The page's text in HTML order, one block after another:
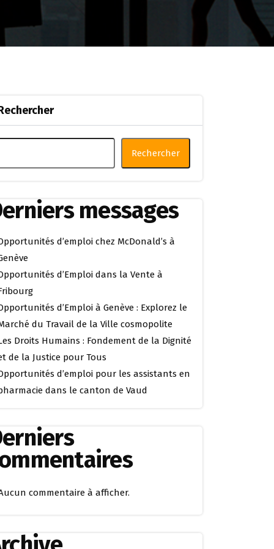
Rechercher
messages
d’emploi chez McDonald’s à
d’Emploi dans la Vente à
d’Emploi à Genève : Explorez le
du Travail de la Ville cosmopolite
Droits Humains : Fondement de la Dignité
de la Justice pour Tous
d’emploi pour les assistants en
dans le canton de Vaud
commentaire à afficher.